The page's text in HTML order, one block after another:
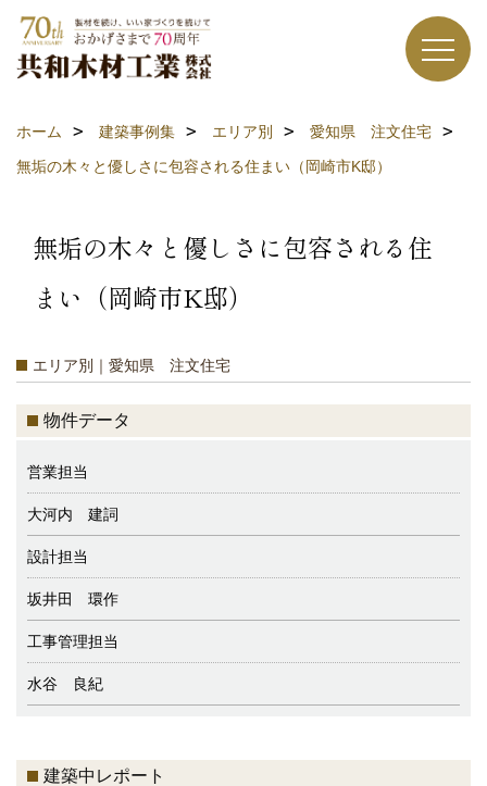
ホーム 建築事例集 エリア別
愛知県 注文住宅
無垢の木々と優しさに包容される住まい（岡崎市K邸）
無垢の木々と優しさに包容される住
まい（岡崎市K邸）
エリア別｜愛知県 注文住宅
物件データ
営業担当
大河内 建詞
設計担当
坂井田 環作
工事管理担当
水谷 良紀
建築中レポート